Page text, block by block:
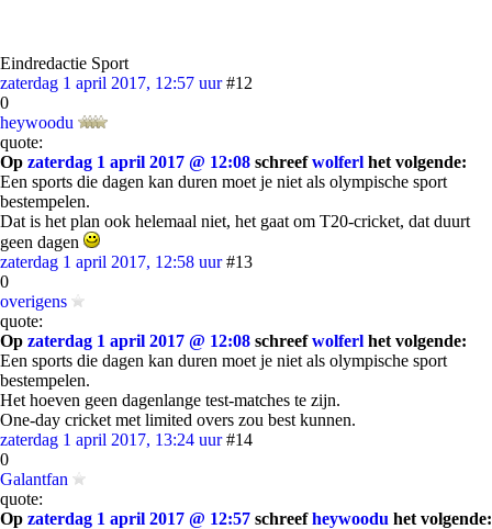
Eindredactie Sport
zaterdag 1 april 2017, 12:57 uur #12
0
heywoodu
quote:
Op zaterdag 1 april 2017 @ 12:08 schreefwolferl het volgende:
Een sports die dagen kan duren moet je niet als olympische sport
bestempelen.
Dat is het plan ook helemaal niet, het gaat om T20-cricket, dat duurt
geen dagen
zaterdag 1 april 2017, 12:58 uur #13
0
overigens
quote:
Op zaterdag 1 april 2017 @ 12:08 schreefwolferl het volgende:
Een sports die dagen kan duren moet je niet als olympische sport
bestempelen.
Het hoeven geen dagenlange test-matches te zijn.
One-day cricket met limited overs zou best kunnen.
zaterdag 1 april 2017, 13:24 uur #14
0
Galantfan
quote:
Op zaterdag 1 april 2017 @ 12:57 schreefheywoodu het volgende: